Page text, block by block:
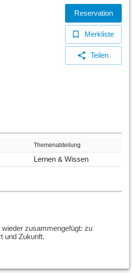
Reservation
Merkliste
Teilen
Themenabteilung
Lernen & Wissen
zusammengefügt: zu
und Zukunft.